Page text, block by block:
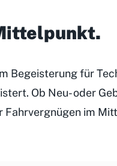
.
Begeisterung für
Ob Neu- oder
Fahrvergnügen im